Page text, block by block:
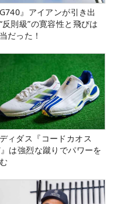
G740』アイアンが引き出
反則級”の寛容性と飛びは
だった！
ィダス『コードカオス
は強烈な蹴りでパワーを